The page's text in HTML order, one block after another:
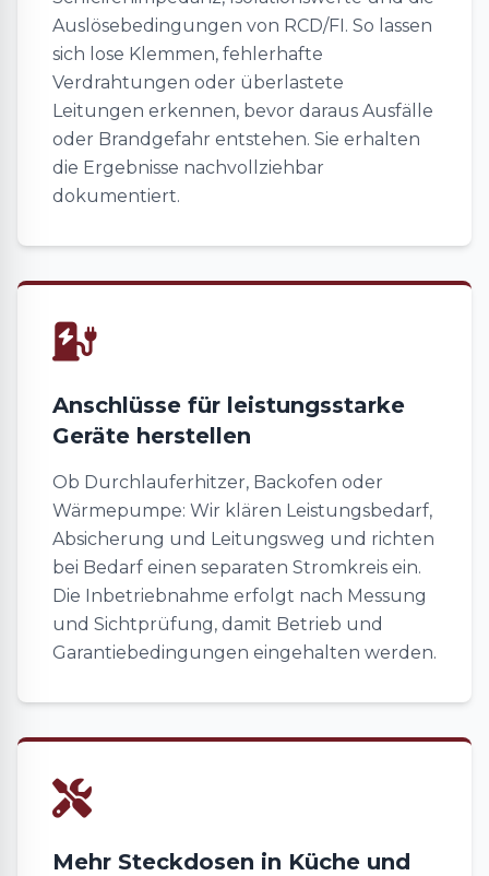
Auslösebedingungen von RCD/FI. So lassen
sich lose Klemmen, fehlerhafte
Verdrahtungen oder überlastete
Leitungen erkennen, bevor daraus Ausfälle
oder Brandgefahr entstehen. Sie erhalten
die Ergebnisse nachvollziehbar
dokumentiert.
Anschlüsse für leistungsstarke
Geräte herstellen
Ob Durchlauferhitzer, Backofen oder
Wärmepumpe: Wir klären Leistungsbedarf,
Absicherung und Leitungsweg und richten
bei Bedarf einen separaten Stromkreis ein.
Die Inbetriebnahme erfolgt nach Messung
und Sichtprüfung, damit Betrieb und
Garantiebedingungen eingehalten werden.
Mehr Steckdosen in Küche und